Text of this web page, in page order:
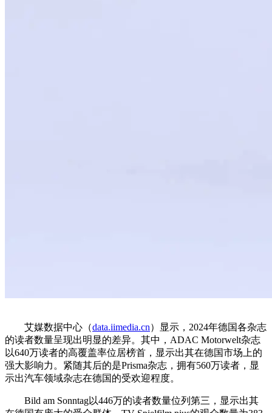
艾媒数据中心（data.iimedia.cn）显示，2024年德国各杂志
的读者数量呈现出明显的差异。其中，ADAC Motorwelt杂志
以640万读者的高覆盖率位居榜首，显示出其在德国市场上的
强大影响力。紧随其后的是Prisma杂志，拥有560万读者，显
示出汽车领域杂志在德国的受欢迎程度。
Bild am Sonntag以446万的读者数量位列第三，显示出其